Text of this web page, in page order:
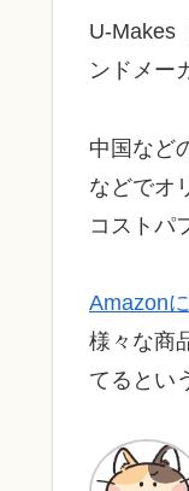
U-Makes
ンドメー
中国など
などでオ
コストパ
Amazon
様々な商
てるとい